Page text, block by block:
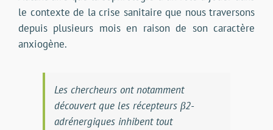
le contexte de la crise sanitaire que nous traversons
depuis plusieurs mois en raison de son caractère
anxiogène.
Les chercheurs ont notamment
découvert que les récepteurs β2-
adrénergiques inhibent tout